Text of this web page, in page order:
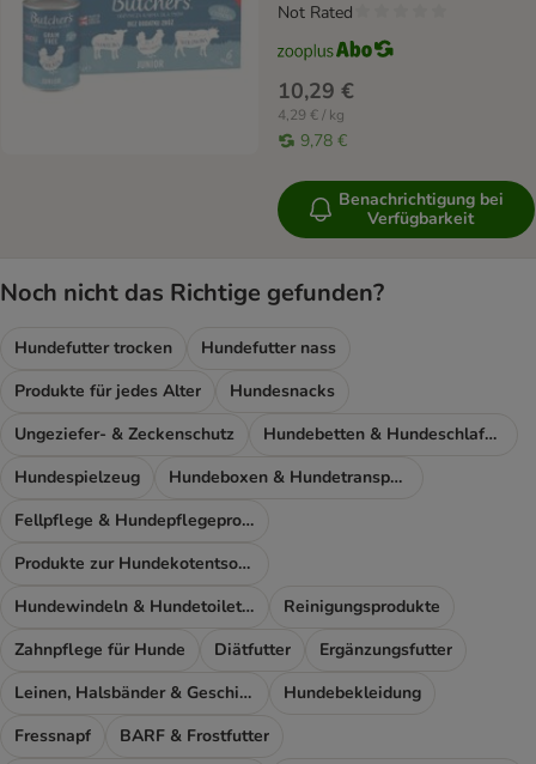
10,29 €
4,29 € / kg
9,78 €
Not Rated
Benachrichtigung bei
Verfügbarkeit
Noch nicht das Richtige gefunden?
Hundefutter trocken
Hundefutter nass
Produkte für jedes Alter
Hundesnacks
Ungeziefer- & Zeckenschutz
Hundebetten & Hundeschlafplatz
Hundespielzeug
Hundeboxen & Hundetransport
Fellpflege & Hundepflegeprodukte
Produkte zur Hundekotentsorgung
Hundewindeln & Hundetoiletten
Reinigungsprodukte
Zahnpflege für Hunde
Diätfutter
Ergänzungsfutter
Leinen, Halsbänder & Geschirre
Hundebekleidung
Fressnapf
BARF & Frostfutter